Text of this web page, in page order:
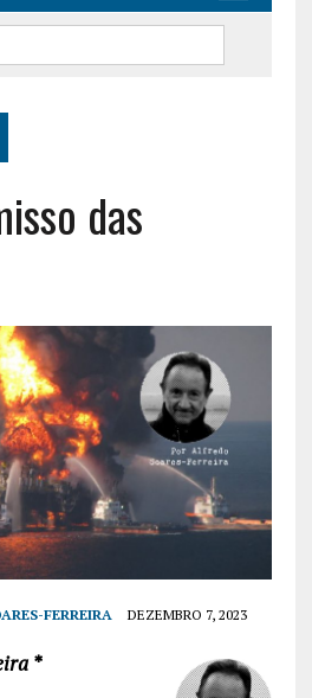
das
FERREIRA DEZEMBRO 7, 2023
*